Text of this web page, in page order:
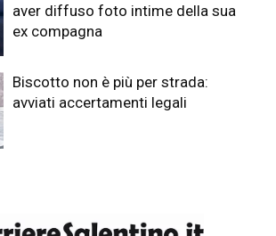
aver diffuso foto intime della sua
ex compagna
Biscotto non è più per strada:
avviati accertamenti legali